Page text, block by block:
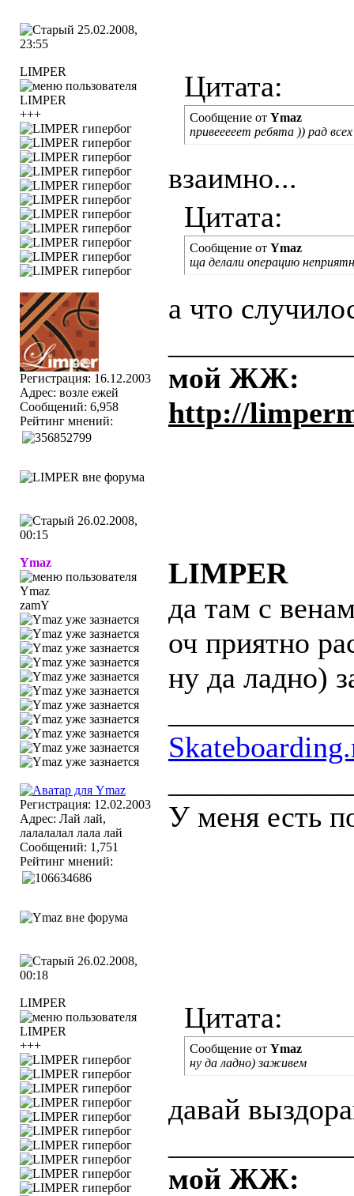
25.02.2008,
23:55
LIMPER
+++
Регистрация: 16.12.2003
Адрес: возле ежей
Сообщений: 6,958
Рейтинг мнений:
Цитата:
Сообщение от Ymaz
привееееет ребята )) рад
взаимно...
Цитата:
Сообщение от Ymaz
ща делали операцию
а что
мой ЖЖ:
http://
26.02.2008,
00:15
Ymaz
zamY
Регистрация: 12.02.2003
Адрес: Лай лай,
лалалалал лала лай
Сообщений: 1,751
Рейтинг мнений:
LIMPER
да там с
оч приятно
ну да ладно)
У меня есть
26.02.2008,
00:18
LIMPER
+++
Цитата:
Сообщение от Ymaz
ну да ладно) заживем
давай
мой ЖЖ: